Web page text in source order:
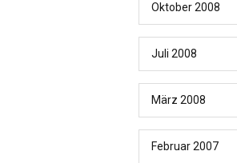
Oktober 2008
Juli 2008
März 2008
Februar 2007